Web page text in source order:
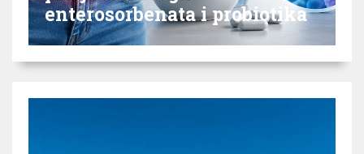
enterosorbenata i probiotika